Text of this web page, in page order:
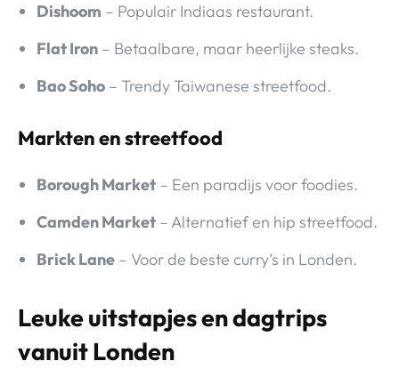
Dishoom – Populair Indiaas restaurant.
Flat Iron – Betaalbare, maar heerlijke steaks.
Bao Soho – Trendy Taiwanese streetfood.
Markten en streetfood
Borough Market – Een paradijs voor foodies.
Camden Market – Alternatief en hip streetfood.
Brick Lane – Voor de beste curry’s in Londen.
Leuke uitstapjes en dagtrips
vanuit Londen